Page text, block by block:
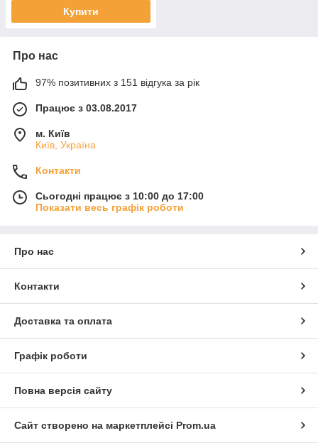
Купити
Про нас
97% позитивних з 151 відгука за рік
Працює з 03.08.2017
м. Київ
Київ, Україна
Контакти
Сьогодні працює з 10:00 до 17:00
Показати весь графік роботи
Про нас
Контакти
Доставка та оплата
Графік роботи
Повна версія сайту
Сайт створено на маркетплейсі Prom.ua